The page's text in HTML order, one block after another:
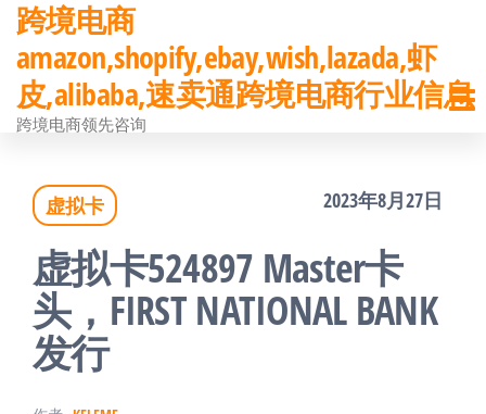
前
往
内
跨境电商
amazon,shopify,ebay,wish,lazada,虾
皮,alibaba,速卖通跨境电商行业信息
跨境电商领先咨询
虚拟卡 2023年8月27日
虚拟卡524897 Master卡
头，FIRST NATIONAL BANK
发行